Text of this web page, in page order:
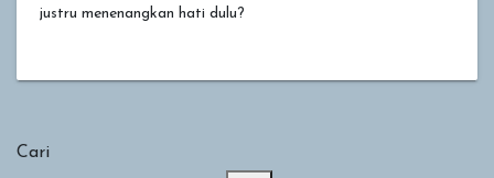
justru menenangkan hati dulu?
Cari